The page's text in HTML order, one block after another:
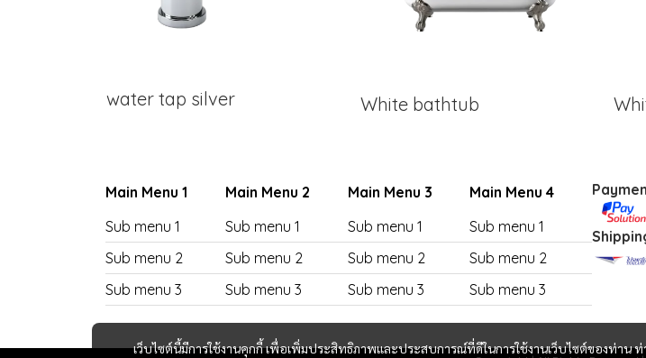
water tap silver White bathtub
เว็บไซต์นี้มีการใช้งานคุกกี้ เพื่อเพิ่มประสิทธิภาพและประสบการณ์ที่ดีในการใช้งานเว็บไซต์ของท่าน ท่
Main Menu 1
Sub menu 1
Sub menu 2
Sub menu 3
Main Menu 2
Sub menu 1
Sub menu 2
Sub menu 3
Main Menu 3
Sub menu 1
Sub menu 2
Sub menu 3
Main Menu 4
Sub menu 1
Sub menu 2
Sub menu 3